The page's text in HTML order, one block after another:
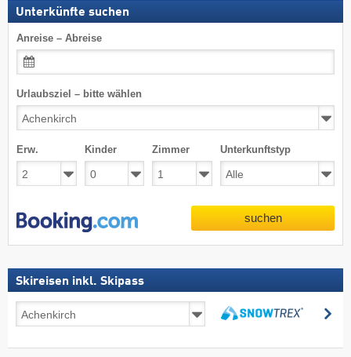
Unterkünfte suchen
Anreise – Abreise
Urlaubsziel – bitte wählen
Erw. Kinder Zimmer Unterkunftstyp
suchen
Skireisen inkl. Skipass
Skireisen
inkl.